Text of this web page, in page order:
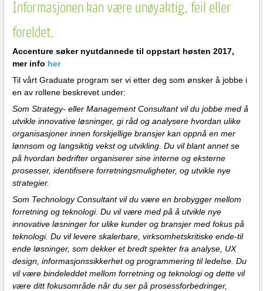
Informasjonen kan være unøyaktig, feil eller
foreldet.
Accenture søker nyutdannede til oppstart høsten 2017,
mer info her
Til vårt Graduate program ser vi etter deg som ønsker å jobbe i
en av rollene beskrevet under:
Som Strategy- eller Management Consultant vil du jobbe med å
utvikle innovative løsninger, gi råd og analysere hvordan ulike
organisasjoner innen forskjellige bransjer kan oppnå en mer
lønnsom og langsiktig vekst og utvikling. Du vil blant annet se
på hvordan bedrifter organiserer sine interne og eksterne
prosesser, identifisere forretningsmuligheter, og utvikle nye
strategier.
Som Technology Consultant vil du være en brobygger mellom
forretning og teknologi. Du vil være med på å utvikle nye
innovative løsninger for ulike kunder og bransjer med fokus på
teknologi. Du vil levere skalerbare, virksomhetskritiske ende-til
ende løsninger, som dekker et bredt spekter fra analyse, UX
design, informasjonssikkerhet og programmering til ledelse. Du
vil være bindeleddet mellom forretning og teknologi og dette vil
være ditt fokusområde når du ser på prosessforbedringer,